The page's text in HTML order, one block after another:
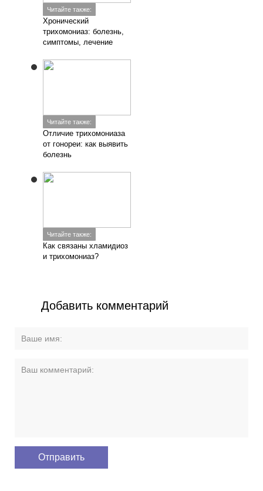
Читайте также:
Хронический
трихомониаз: болезнь,
симптомы, лечение
Читайте также:
Отличие трихомониаза
от гонореи: как выявить
болезнь
Читайте также:
Как связаны хламидиоз
и трихомониаз?
Добавить комментарий